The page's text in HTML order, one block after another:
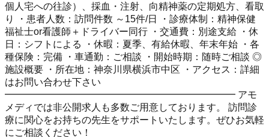
個人宅への往診）、採血・注射、向精神薬の定期処方、看取
り ・患者人数：訪問件数 ～15件/日 ・診療体制：精神保健
福祉士or看護師＋ドライバー同行 ・交通費：別途支給 ・休
日：シフトによる ・休暇：夏季、有給休暇、年末年始 ・各
種保険：完備 ・車通勤：ご相談 ・開始時期：随時ご相談 ◎
施設概要 ・所在地：神奈川県横浜市中区 ・アクセス：詳細
はお問い合わせ下さい
━━━━━━━━━━━━━━━━━━━━━━━━ アモ
メディでは非公開求人も多数ご用意しております。 訪問診
療に関心をお持ちの先生をサポートいたします。ぜひお気軽
にご相談ください！